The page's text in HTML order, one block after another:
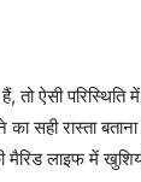
ऐसी
रास्ता
मैरिड लाइफ में